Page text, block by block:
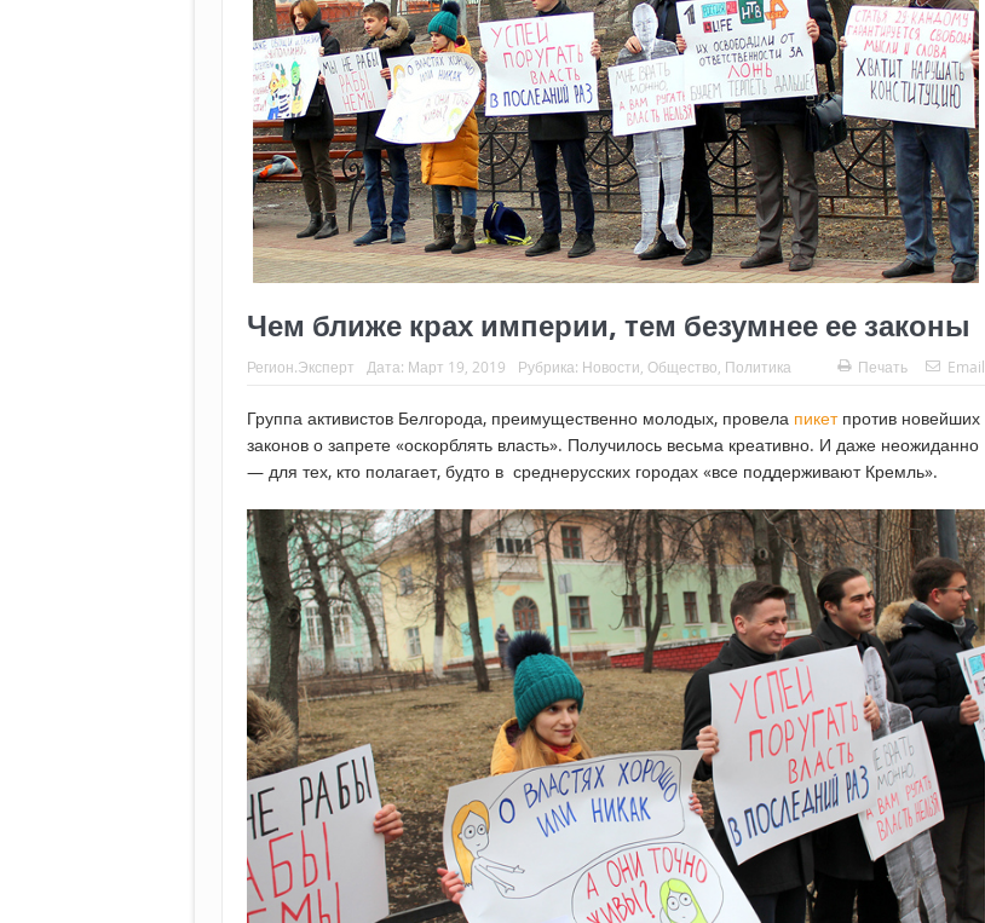
Чем ближе крах империи, тем безумнее ее законы
Регион.Эксперт Дата: Март 19, 2019 Рубрика: Новости Общество Политика Печать Email
Группа активистов Белгорода, преимущественно молодых, провела пикетпротив новейших
законов о запрете «оскорблять власть». Получилось весьма креативно. И даже неожиданно
— для тех, кто полагает, будто в среднерусских городах «все поддерживают Кремль».